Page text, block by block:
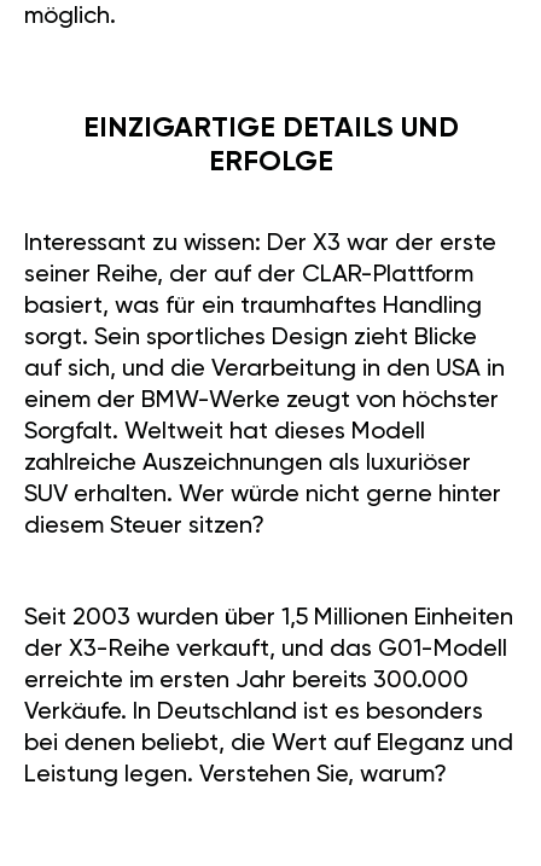
möglich.
EINZIGARTIGE DETAILS UND
ERFOLGE
Interessant zu wissen: Der X3 war der erste
seiner Reihe, der auf der CLAR-Plattform
basiert, was für ein traumhaftes Handling
sorgt. Sein sportliches Design zieht Blicke
auf sich, und die Verarbeitung in den USA in
einem der BMW-Werke zeugt von höchster
Sorgfalt. Weltweit hat dieses Modell
zahlreiche Auszeichnungen als luxuriöser
SUV erhalten. Wer würde nicht gerne hinter
diesem Steuer sitzen?
Seit 2003 wurden über 1,5 Millionen Einheiten
der X3-Reihe verkauft, und das G01-Modell
erreichte im ersten Jahr bereits 300.000
Verkäufe. In Deutschland ist es besonders
bei denen beliebt, die Wert auf Eleganz und
Leistung legen. Verstehen Sie, warum?